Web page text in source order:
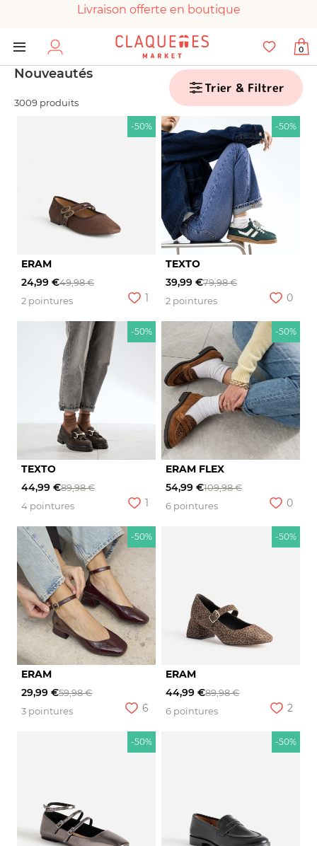
Livraison offerte en boutique
Paiement 100% sécurisé
Chaussures garanties en parfait état
0
Nouveautés
3009 produits
Trier & Filtrer
-50%
ERAM
24,99 €49,98 €
2 pointures
1
-50%
TEXTO
39,99 €79,98 €
2 pointures
0
-50%
TEXTO
44,99 €89,98 €
4 pointures
1
-50%
ERAM FLEX
54,99 €109,98 €
6 pointures
0
-50%
ERAM
29,99 €59,98 €
3 pointures
6
-50%
ERAM
44,99 €89,98 €
6 pointures
2
-50% -50%